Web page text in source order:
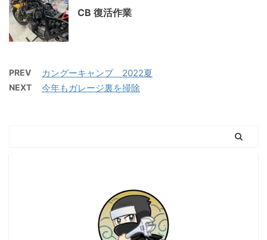
CB 復活作業
PREV カングーキャンプ 2022夏
NEXT 今年もガレージ裏を掃除